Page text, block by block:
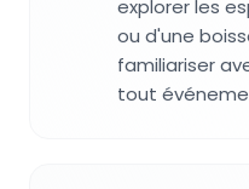
explorer les
ou d'une
familiariser
tout